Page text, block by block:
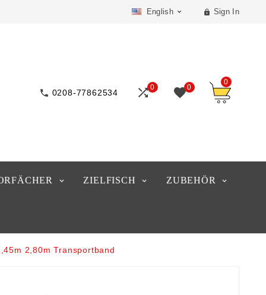
English   Sign In
 0208-77862534 0 0
0
ZIELFISCH ZUBEHÖR
2,80m Transportband